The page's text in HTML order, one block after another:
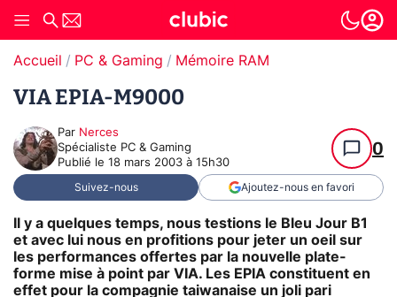
Accueil PC & Gaming Mémoire RAM
VIA EPIA-M9000
Par Nerces
Spécialiste PC & Gaming
Publié le 18 mars 2003 à 15h30
0
Suivez-nous Ajoutez-nous en favori
Il y a quelques temps, nous testions le Bleu Jour B1
et avec lui nous en profitions pour jeter un oeil sur
les performances offertes par la nouvelle plate-
forme mise à point par VIA. Les EPIA constituent en
effet pour la compagnie taiwanaise un joli pari